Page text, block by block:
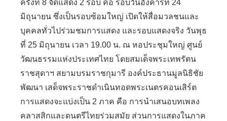
ครั้งที่ 8 จัดแสดง 2 รอบ คือ รอบวันอังคารที่ 24
มิถุนายน ซึ่งเป็นรอบซ้อมใหญ่ เปิดให้สื่อมวลชนและ
บุคคลทั่วไปร่วมชมการแสดง และรอบแสดงจริง วันพุธ
ที่ 25 มิถุนายน เวลา 19.00 น. ณ หอประชุมใหญ่ ศูนย์
วัฒนธรรมแห่งประเทศไทย โดยสมเด็จพระเทพรัตน
ราชสุดาฯ สยามบรมราชกุมารี องค์ประธานมูลนิธิชัย
พัฒนา เสด็จพระราชดำเนินทอดพระเนตรคอนเสิร์ต
การแสดงจะแบ่งเป็น 2 ภาค คือ การนำเสนอบทเพลง
คลาสสิกและดนตรีไทยร่วมสมัย ส่วนการแสดงในภาค